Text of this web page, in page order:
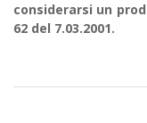
considerarsi un
62 del 7.03.2001.